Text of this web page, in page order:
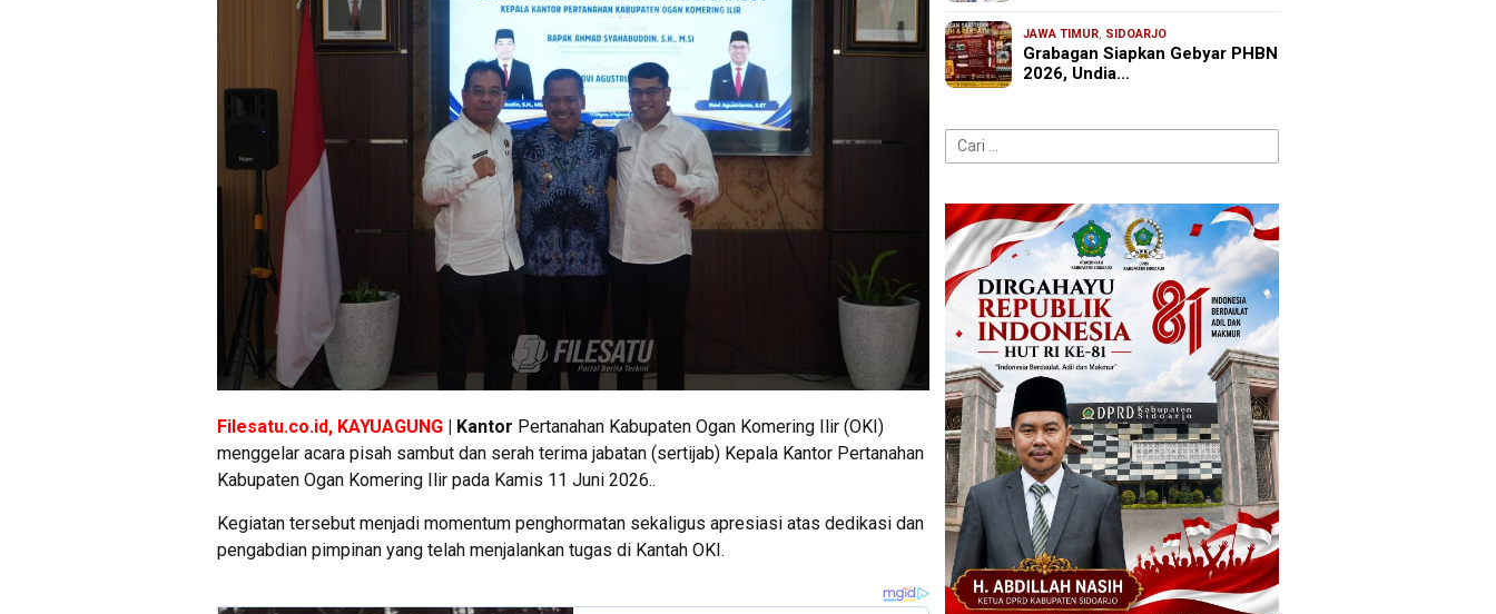
Filesatu.co.id, KAYUAGUNG | Kantor Pertanahan Kabupaten Ogan Komering Ilir (OKI)
menggelar acara pisah sambut dan serah terima jabatan (sertijab) Kepala Kantor Pertanahan
Kabupaten Ogan Komering Ilir pada Kamis 11 Juni 2026..
Kegiatan tersebut menjadi momentum penghormatan sekaligus apresiasi atas dedikasi dan
pengabdian pimpinan yang telah menjalankan tugas di Kantah OKI.
JAWA TIMUR, SIDOARJO
Grabagan Siapkan Gebyar PHBN
2026, Undia…
Cari
untuk: